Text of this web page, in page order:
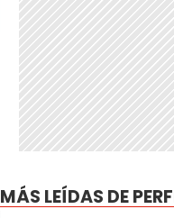
MÁS LEÍDAS DE